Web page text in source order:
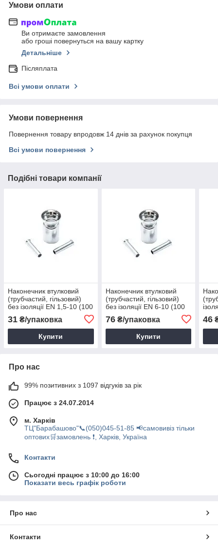
Умови оплати
Ви отримаєте замовлення
або гроші повернуться на вашу картку
Детальніше
Післяплата
Всі умови оплати
Умови повернення
Повернення товару впродовж 14 днів за рахунок покупця
Всі умови повернення
Подібні товари компанії
Наконечник втулковий
(трубчастий, гільзовий)
без ізоляції EN 1,5-10 (100
31 ₴/упаковка
Купити
Наконечник втулковий
(трубчастий, гільзовий)
без ізоляції EN 6-10 (100
76₴/упаковка
Купити
46
Про нас
99% позитивних з 1097 відгуків за рік
Працює з 24.07.2014
м. Харків
ТЦ"Барабашово"📞(050)045-51-85 📢самовивіз тільки
оптових🛒замовлень ❗, Харків, Україна
Контакти
Сьогодні працює з 10:00 до 16:00
Показати весь графік роботи
Про нас
Контакти